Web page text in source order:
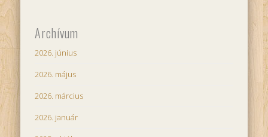
Archívum
2026. június
2026. május
2026. március
2026. január